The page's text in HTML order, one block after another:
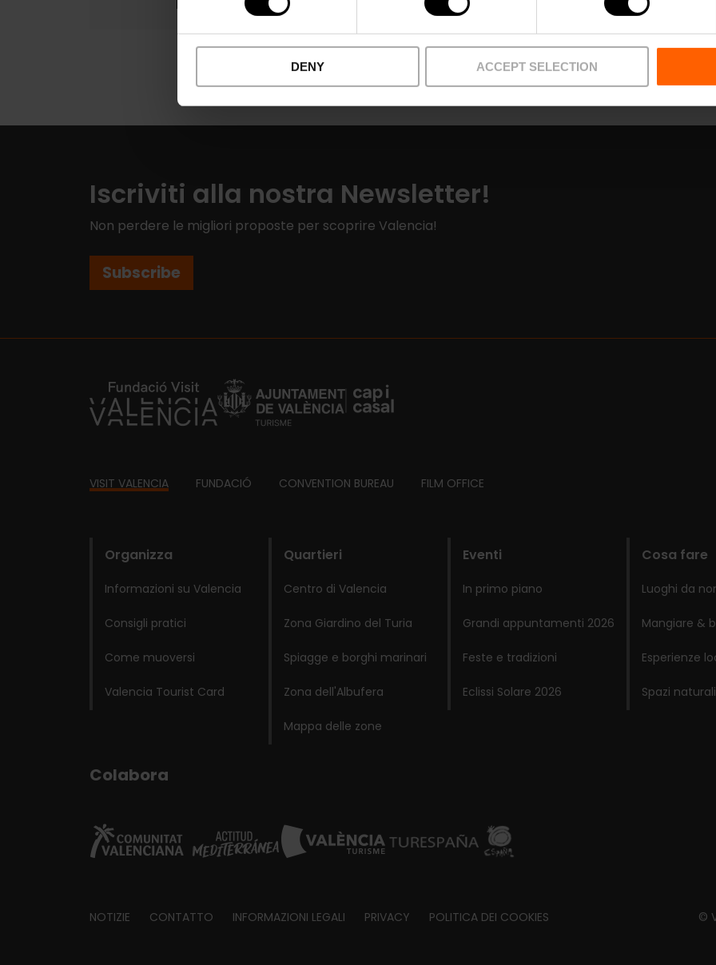
DENY ACCEPT SELECTION
Iscriviti alla nostra Newsletter!
Non perdere le migliori proposte per scoprire Valencia!
Subscribe
https://fundacion.visitvalencia.com/
Footer
VISIT VALENCIA FUNDACIÓ CONVENTION BUREAU FILM OFFICE
Organizza
Informazioni su Valencia
Consigli pratici
Come muoversi
Valencia Tourist Card
Quartieri
Centro di Valencia
Zona Giardino del Turia
Spiagge e borghi marinari
Zona dell'Albufera
Mappa delle zone
Eventi
In primo piano
Grandi appuntamenti 2026
Feste e tradizioni
Eclissi Solare 2026
Cosa fare
Luoghi da
Mangiare &
Esperienze
Spazi naturali
Colabora
Footer
NOTIZIE CONTATTO INFORMAZIONI LEGALI PRIVACY POLITICA DEI COOKIES ©